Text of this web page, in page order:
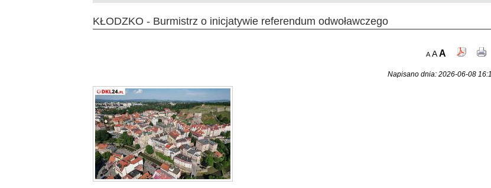
KŁODZKO - Burmistrz o inicjatywie referendum odwoławczego
A AA
Napisano dnia: 2026-06-08